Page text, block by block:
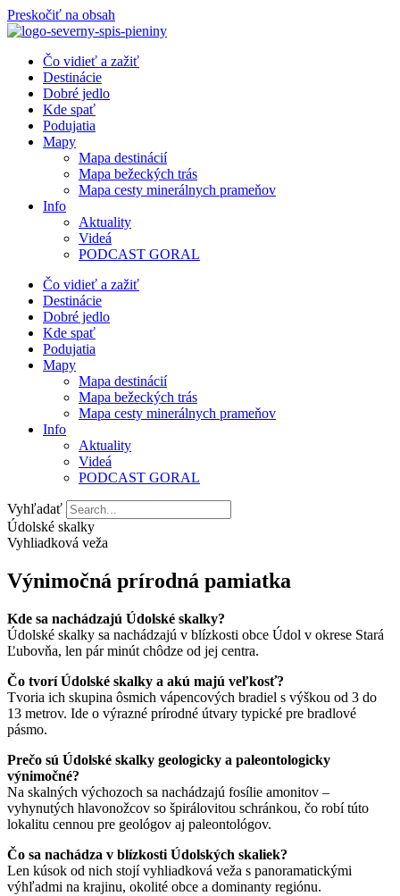
Preskočiť na obsah
Čo vidieť a zažiť
Destinácie
Dobré jedlo
Kde spať
Podujatia
Mapy
Mapa destinácií
Mapa bežeckých trás
Mapa cesty minerálnych prameňov
Info
Aktuality
Videá
PODCAST GORAL
Čo vidieť a zažiť
Destinácie
Dobré jedlo
Kde spať
Podujatia
Mapy
Mapa destinácií
Mapa bežeckých trás
Mapa cesty minerálnych prameňov
Info
Aktuality
Videá
PODCAST GORAL
Vyhľadať
Údolské skalky
Vyhliadková veža
Výnimočná prírodná pamiatka
Kde sa nachádzajú Údolské skalky?
Údolské skalky sa nachádzajú v blízkosti obce Údol v okrese Stará
Ľubovňa, len pár minút chôdze od jej centra.
Čo tvorí Údolské skalky a akú majú veľkosť?
Tvoria ich skupina ôsmich vápencových bradiel s výškou od 3 do
13 metrov. Ide o výrazné prírodné útvary typické pre bradlové
pásmo.
Prečo sú Údolské skalky geologicky a paleontologicky
výnimočné?
Na skalných výchozoch sa nachádzajú fosílie amonitov –
vyhynutých hlavonožcov so špirálovitou schránkou, čo robí túto
lokalitu cennou pre geológov aj paleontológov.
Čo sa nachádza v blízkosti Údolských skaliek?
Len kúsok od nich stojí vyhliadková veža s panoramatickými
výhľadmi na krajinu, okolité obce a dominanty regiónu.